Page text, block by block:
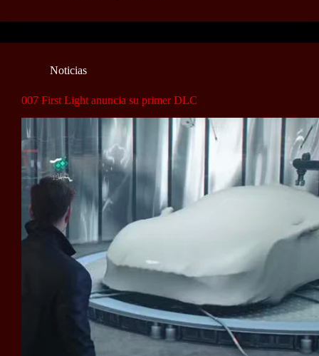
Noticias
007 First Light anuncia su primer DLC